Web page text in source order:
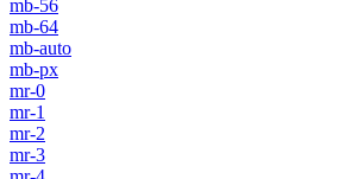
mb-56
mb-64
mb-auto
mb-px
mr-0
mr-1
mr-2
mr-3